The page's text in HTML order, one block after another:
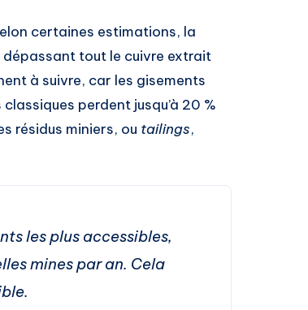
certaines estimations, la
tout le cuivre extrait
à suivre, car les gisements
perdent jusqu’à 20 %
résidus miniers, ou tailings,
les plus accessibles,
mines par an. Cela